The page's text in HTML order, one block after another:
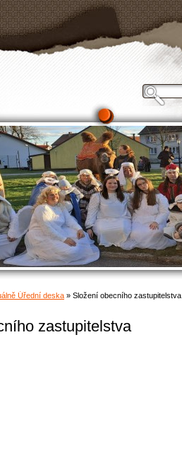
Úřední deska » Složení obecního zastupitelstva
zastupitelstva